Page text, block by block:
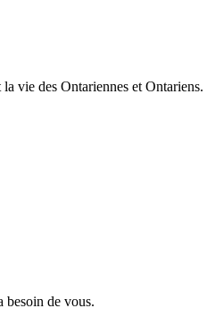
vie des Ontariennes et Ontariens.
besoin de vous.